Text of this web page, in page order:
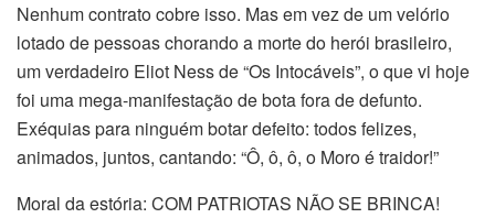
Nenhum contrato cobre isso. Mas em vez de um velório
lotado de pessoas chorando a morte do herói brasileiro,
um verdadeiro Eliot Ness de “Os Intocáveis”, o que vi hoje
foi uma mega-manifestação de bota fora de defunto.
Exéquias para ninguém botar defeito: todos felizes,
animados, juntos, cantando: “Ô, ô, ô, o Moro é traidor!”
Moral da estória: COM PATRIOTAS NÃO SE BRINCA!